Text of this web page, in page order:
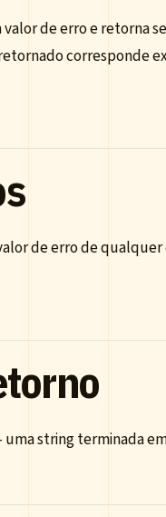
de erro e retorna
corresponde
de erro de
string terminada